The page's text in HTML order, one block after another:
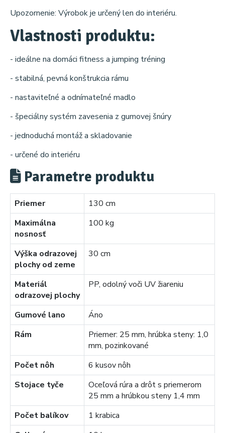
Upozornenie: Výrobok je určený len do interiéru.
Vlastnosti produktu:
- ideálne na domáci fitness a jumping tréning
- stabilná, pevná konštrukcia rámu
- nastaviteľné a odnímateľné madlo
- špeciálny systém zavesenia z gumovej šnúry
- jednoduchá montáž a skladovanie
- určené do interiéru
Parametre produktu
Priemer
130 cm
Maximálna
nosnosť
100 kg
Výška odrazovej
plochy od zeme
30 cm
Materiál
odrazovej plochy
PP, odolný voči UV žiareniu
Gumové lano
Áno
Rám
Priemer: 25 mm, hrúbka steny: 1,0
mm, pozinkované
Počet nôh
6 kusov nôh
Stojace tyče
Oceľová rúra a drôt s priemerom
25 mm a hrúbkou steny 1,4 mm
Počet balíkov
1 krabica